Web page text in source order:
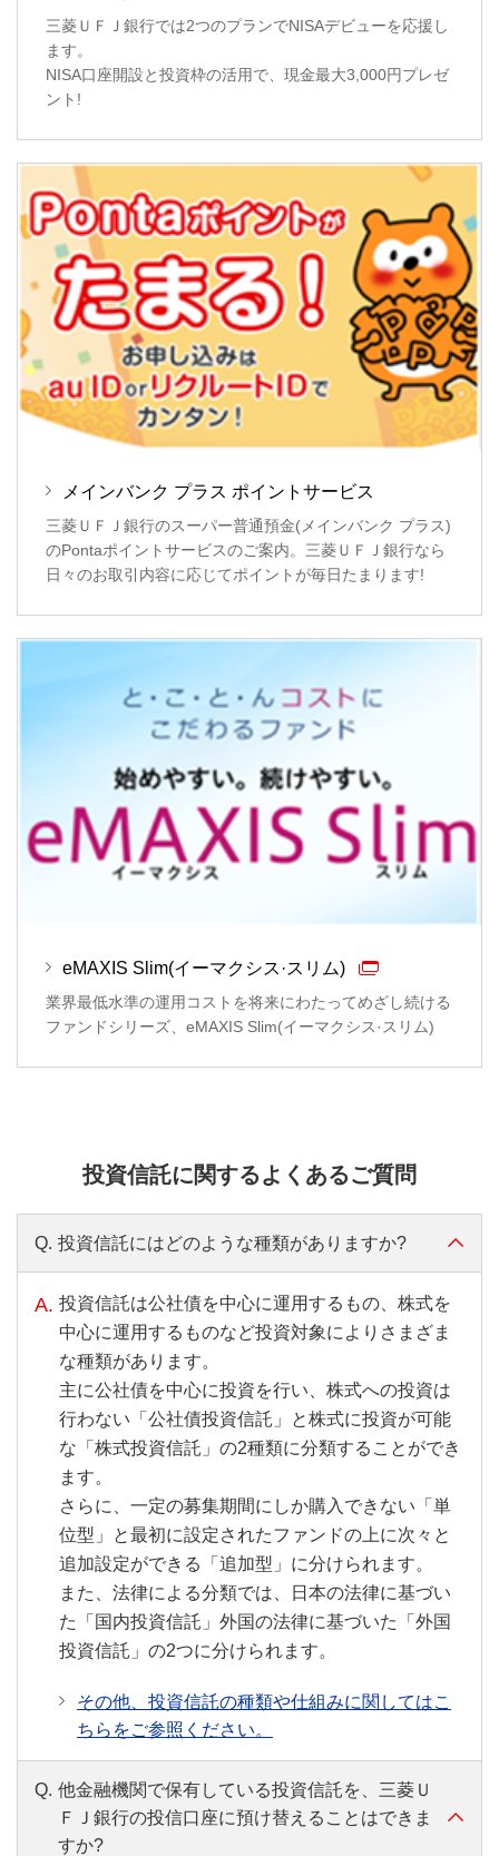
三菱ＵＦＪ銀行では2つのプランでNISAデビューを応援し
ます。
NISA口座開設と投資枠の活用で、現金最大3,000円プレゼ
ント!
メインバンク プラス ポイントサービス
三菱ＵＦＪ銀行のスーパー普通預金(メインバンク プラス)
のPontaポイントサービスのご案内。三菱ＵＦＪ銀行なら
日々のお取引内容に応じてポイントが毎日たまります!
eMAXIS Slim(イーマクシス·スリム)
業界最低水準の運用コストを将来にわたってめざし続ける
ファンドシリーズ、eMAXIS Slim(イーマクシス·スリム)
投資信託に関するよくあるご質問
Q. 投資信託にはどのような種類がありますか?
A. 投資信託は公社債を中心に運用するもの、株式を
中心に運用するものなど投資対象によりさまざま
な種類があります。
主に公社債を中心に投資を行い、株式への投資は
行わない「公社債投資信託」と株式に投資が可能
な「株式投資信託」の2種類に分類することができ
ます。
さらに、一定の募集期間にしか購入できない「単
位型」と最初に設定されたファンドの上に次々と
追加設定ができる「追加型」に分けられます。
また、法律による分類では、日本の法律に基づい
た「国内投資信託」外国の法律に基づいた「外国
投資信託」の2つに分けられます。
その他、投資信託の種類や仕組みに関してはこ
ちらをご参照ください。
Q. 他金融機関で保有している投資信託を、三菱Ｕ
ＦＪ銀行の投信口座に預け替えることはできま
すか?